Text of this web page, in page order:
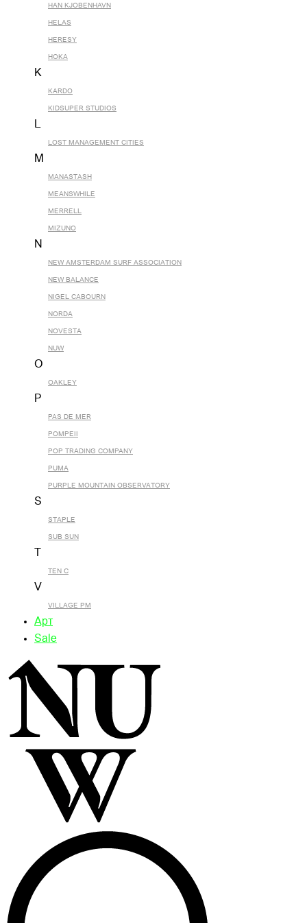
HAN KJOBENHAVN
HELAS
HERESY
HOKA
K
KARDO
KIDSUPER STUDIOS
L
LOST MANAGEMENT CITIES
M
MANASTASH
MEANSWHILE
MERRELL
MIZUNO
N
NEW AMSTERDAM SURF ASSOCIATION
NEW BALANCE
NIGEL CABOURN
NORDA
NOVESTA
NUW
O
OAKLEY
P
PAS DE MER
POMPEII
POP TRADING COMPANY
PUMA
PURPLE MOUNTAIN OBSERVATORY
S
STAPLE
SUB SUN
TEN C
V
VILLAGE PM
Арт
Sale